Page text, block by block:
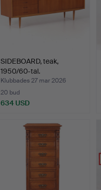
SIDEBOARD, teak,
1950/60-tal.
Klubbades 27 mar 2026
20 bud
634 USD